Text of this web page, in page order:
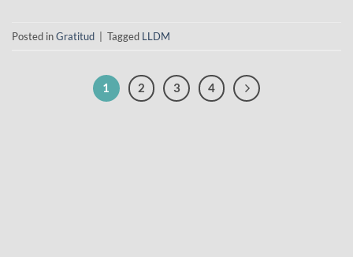
Posted inGratitud Tagged LLDM
1 2 3 4